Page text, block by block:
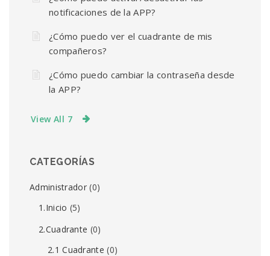
notificaciones de la APP?
¿Cómo puedo ver el cuadrante de mis
compañeros?
¿Cómo puedo cambiar la contraseña desde
la APP?
View All 7
CATEGORÍAS
Administrador(0)
1.Inicio (5)
2.Cuadrante (0)
2.1 Cuadrante (0)